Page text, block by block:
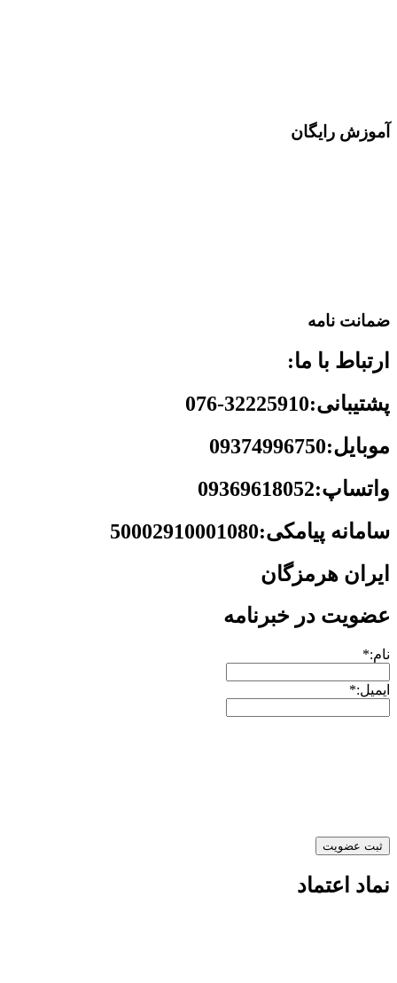
آموزش رایگان
ضمانت نامه
ارتباط با ما:
پشتیبانی:32225910-076
موبایل:09374996750
واتساپ:09369618052
سامانه پیامکی:50002910001080
ایران هرمزگان
عضویت در خبرنامه
نام:*
ایمیل:*
نماد اعتماد